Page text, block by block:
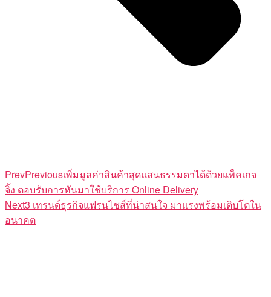
PrevPreviousเพิ่มมูลค่าสินค้าสุดแสนธรรมดาได้ด้วยแพ็คเกจ
จิ้ง ตอบรับการหันมาใช้บริการ Online Delivery
Next3 เทรนด์ธุรกิจแฟรนไชส์ที่น่าสนใจ มาแรงพร้อมเติบโตใน
อนาคต